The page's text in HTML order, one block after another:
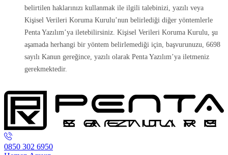
belirtilen haklarınızı kullanmak ile ilgili talebinizi, yazılı veya
Kişisel Verileri Koruma Kurulu’nun belirlediği diğer yöntemlerle
Penta Yazılım’ya iletebilirsiniz. Kişisel Verileri Koruma Kurulu, şu
aşamada herhangi bir yöntem belirlemediği için, başvurunuzu, 6698
sayılı Kanun gereğince, yazılı olarak Penta Yazılım’ya iletmeniz
gerekmektedir.
0850 302 6950